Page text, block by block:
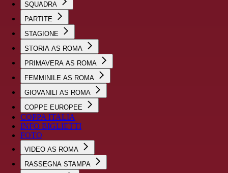
SQUADRA
PARTITE
STAGIONE
STORIA AS ROMA
PRIMAVERA AS ROMA
FEMMINILE AS ROMA
GIOVANILI AS ROMA
COPPE EUROPEE
COPPA ITALIA
INFO BIGLIETTI
FOTO
VIDEO AS ROMA
RASSEGNA STAMPA